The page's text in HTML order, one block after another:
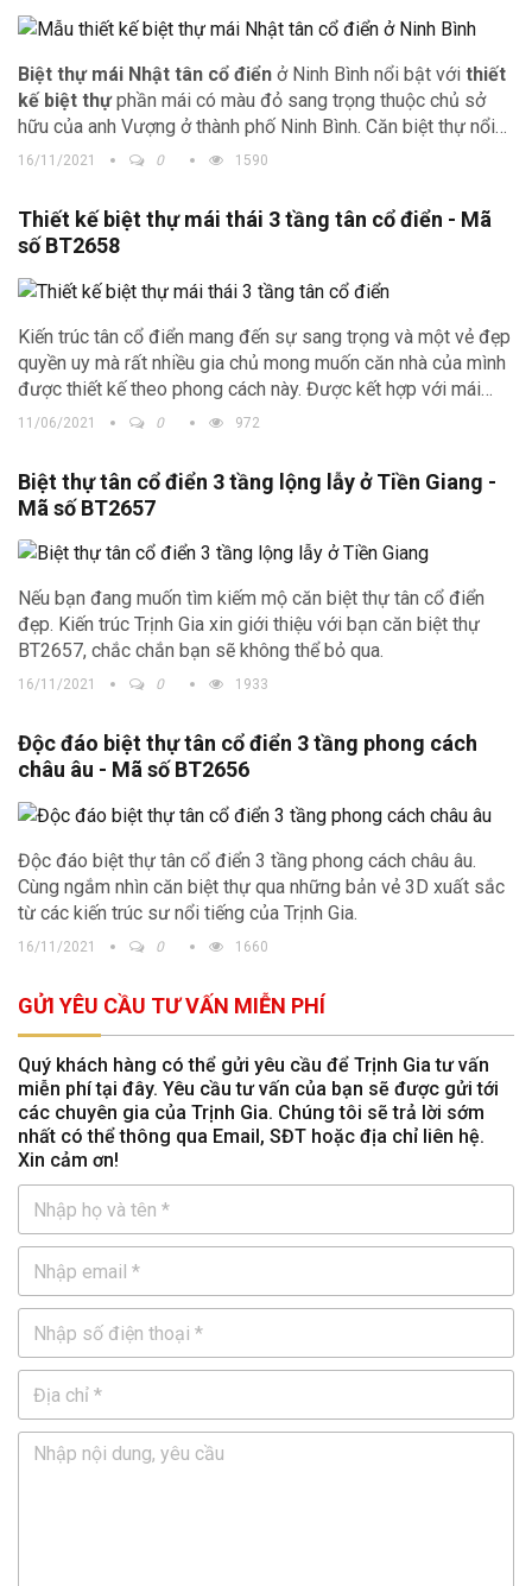
Biệt thự mái Nhật tân cổ điển ở Ninh Bình nổi bật với thiết
kế biệt thựphần mái có màu đỏ sang trọng thuộc chủ sở
hữu của anh Vượng ở thành phố Ninh Bình. Căn biệt thự nổi
bật giữa trung tâm thành phố với sự bề thế và màu trắng tinh
16/11/2021 0 1590
Thiết kế biệt thự mái thái 3 tầng tân cổ điển - Mã
số BT2658
Kiến trúc tân cổ điển mang đến sự sang trọng và một vẻ đẹp
quyền uy mà rất nhiều gia chủ mong muốn căn nhà của mình
được thiết kế theo phong cách này. Được kết hợp với mái
Thái nênbiệt thự mái Thái tân cổ điển
11/06/2021 0 972
Biệt thự tân cổ điển 3 tầng lộng lẫy ở Tiền Giang -
Mã số BT2657
Nếu bạn đang muốn tìm kiếm mộ căn biệt thự tân cổ điển
đẹp. Kiến trúc Trịnh Gia xin giới thiệu với bạn căn biệt thự
BT2657, chắc chắn bạn sẽ không thể bỏ qua.
16/11/2021 0 1933
Độc đáo biệt thự tân cổ điển 3 tầng phong cách
châu âu - Mã số BT2656
Độc đáo biệt thự tân cổ điển 3 tầng phong cách châu âu.
Cùng ngắm nhìn căn biệt thự qua những bản vẻ 3D xuất sắc
từ các kiến trúc sư nổi tiếng của Trịnh Gia.
16/11/2021 0 1660
GỬI YÊU CẦU TƯ VẤN MIỄN PHÍ
Quý khách hàng có thể gửi yêu cầu để Trịnh Gia tư vấn
miễn phí tại đây. Yêu cầu tư vấn của bạn sẽ được gửi tới
các chuyên gia của Trịnh Gia. Chúng tôi sẽ trả lời sớm
nhất có thể thông qua Email, SĐT hoặc địa chỉ liên hệ.
Xin cảm ơn!